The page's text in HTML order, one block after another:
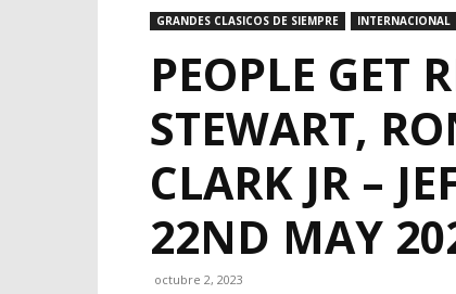
GRANDES CLASICOS DE SIEMPRE INTERNACIONAL
PEOPLE GET
STEWART,
CLARK JR –
22ND MAY
octubre 2, 2023